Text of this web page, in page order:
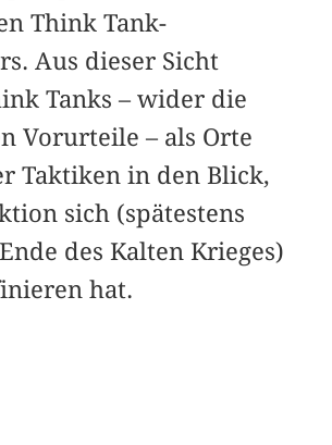
Think Tank-
Aus dieser Sicht
Tanks – wider die
Vorurteile – als Orte
Taktiken in den Blick,
sich (spätestens
des Kalten Krieges)
hat.